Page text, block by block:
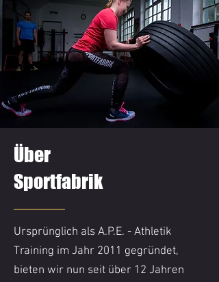
Über
Sportfabrik
Ursprünglich als A.P.E. - Athletik
Training im Jahr 2011 gegründet,
bieten wir nun seit über 12 Jahren